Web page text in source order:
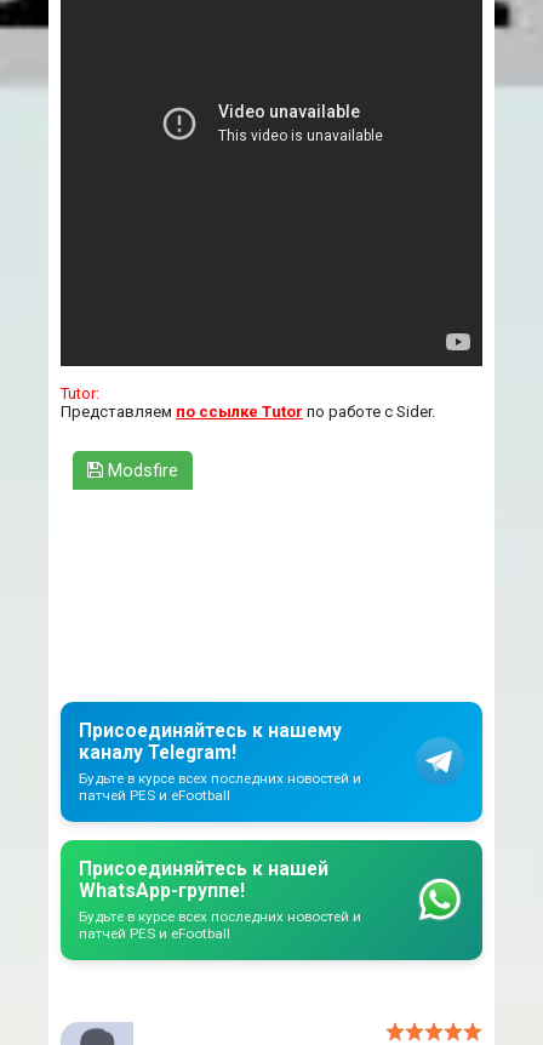
Tutor:
Представляем по ссылке Tutor по работе с Sider.
Modsfire
Присоединяйтесь к нашему
каналу Telegram!
Будьте в курсе всех последних новостей и
патчей PES и eFootball
Присоединяйтесь к нашей
WhatsApp-группе!
Будьте в курсе всех последних новостей и
патчей PES и eFootball